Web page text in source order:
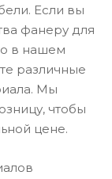
Если вы
фанеру для
в нашем
различные
Мы
чтобы
цене.